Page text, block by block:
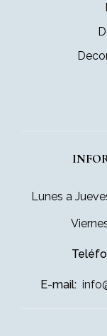
Lunes a
E-mail: